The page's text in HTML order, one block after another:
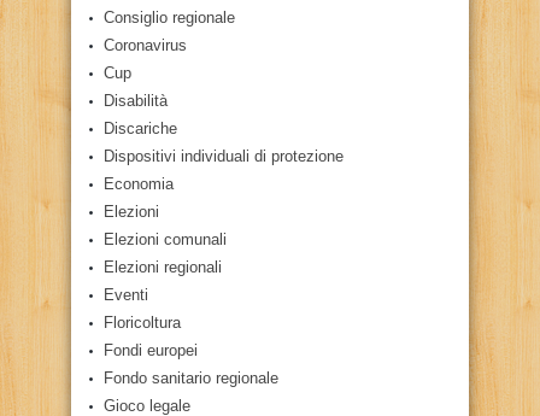
Consiglio regionale
Coronavirus
Cup
Disabilità
Discariche
Dispositivi individuali di protezione
Economia
Elezioni
Elezioni comunali
Elezioni regionali
Eventi
Floricoltura
Fondi europei
Fondo sanitario regionale
Gioco legale